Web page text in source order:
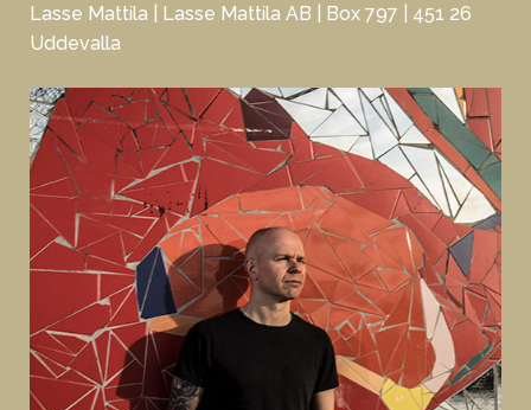
Lasse Mattila | Lasse Mattila AB | Box 797 | 451 26
Uddevalla